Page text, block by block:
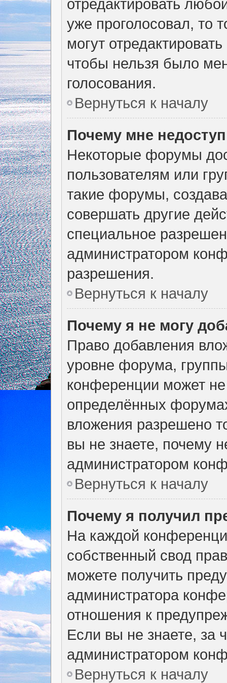
отредактировать
уже проголосовал, то
могут
чтобы нельзя было
голосования.
Вернуться к началу
Почему мне
Некоторые форумы
пользователям или
такие форумы,
совершать другие
специальное
администратором
разрешения.
Вернуться к началу
Почему я не могу
Право добавления
уровне форума,
конференции может
определённых
вложения разрешено
вы не знаете, почему
администратором
Вернуться к началу
Почему я получил
На каждой
собственный свод
можете получить
администратора
отношения к
Если вы не знаете, за
администратором
Вернуться к началу